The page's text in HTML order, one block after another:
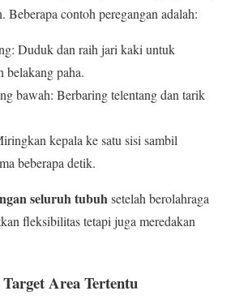
Beberapa contoh peregangan adalah:
Duduk dan raih jari kaki untuk
belakang paha.
bawah: Berbaring telentang dan tarik
kepala ke satu sisi sambil
beberapa detik.
seluruh tubuh setelah berolahraga
fleksibilitas tetapi juga meredakan
Area Tertentu